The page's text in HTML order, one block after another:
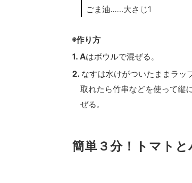
ごま油……大さじ1
◉作り方
1. Aはボウルで混ぜる。
2. なすは水けがついたままラ
取れたら竹串などを使って縦
ぜる。
簡単３分！トマト